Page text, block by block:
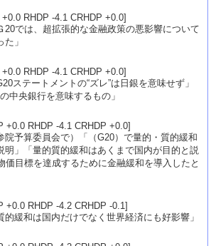
RHDP -4.1 CRHDP +0.0]
20では、超拡張的な金融政策の悪影響について
」
RHDP -4.1 CRHDP +0.0]
ステートメントの“ズレ”は日銀を意味せず」
中央銀行を意味するもの」
+0.0 RHDP -4.1 CRHDP +0.0]
院予算委員会で）「（G20）で量的・質的緩和
明」「量的質的緩和はあくまで国内が目的と説
価目標を達成するために金融緩和を導入したと
+0.0 RHDP -4.2 CRHDP -0.1]
的緩和は国内だけでなく世界経済にも好影響」